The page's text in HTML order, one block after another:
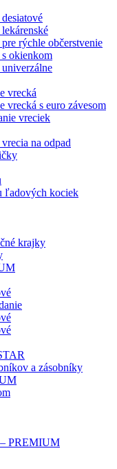
rýchle občerstvenie
okienkom
vrecká
vrecká s euro závesom
vreciek
na odpad
ľadových kociek
krajky
a zásobníky
PREMIUM